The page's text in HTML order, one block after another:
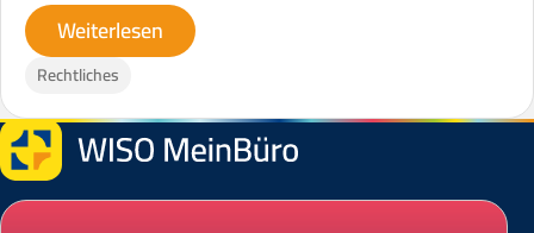
Weiterlesen
Rechtliches